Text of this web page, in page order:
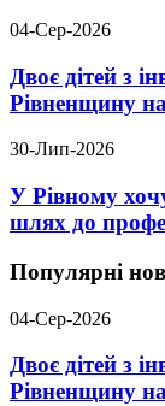
04-Сер-2026
Двоє дітей з
Рівненщину
30-Лип-2026
У Рівному
шлях до
Популярні
04-Сер-2026
Двоє дітей з
Рівненщину